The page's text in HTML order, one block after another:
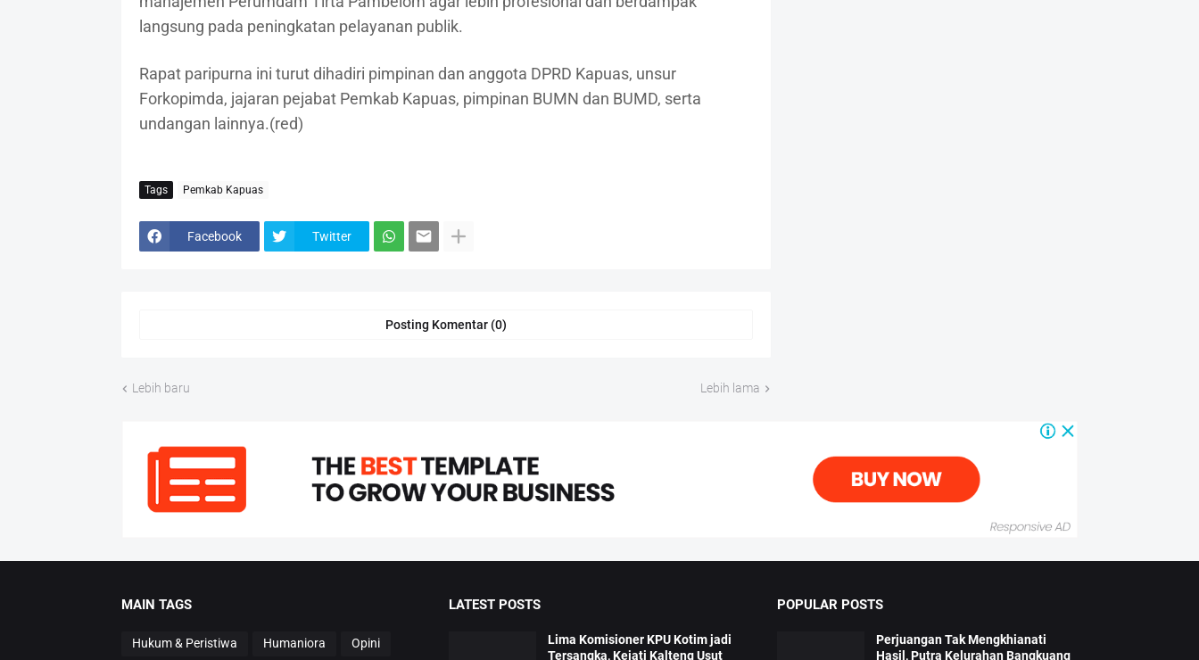
langsung pada peningkatan pelayanan publik.
Rapat paripurna ini turut dihadiri pimpinan dan anggota DPRD Kapuas, unsur
Forkopimda, jajaran pejabat Pemkab Kapuas, pimpinan BUMN dan BUMD, serta
undangan lainnya.(red)
Tags Pemkab Kapuas
Facebook Twitter
Posting Komentar (0)
Lebih baru Lebih lama
MAIN TAGS
Hukum & Peristiwa Humaniora Opini
LATEST POSTS
Lima Komisioner KPU Kotim jadi
Tersangka, Kejati Kalteng Usut
POPULAR POSTS
Perjuangan Tak Mengkhianati
Hasil, Putra Kelurahan Bangkuang